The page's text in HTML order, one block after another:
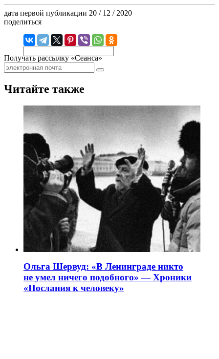
дата первой публикации 20 / 12 / 2020
поделиться
Получать рассылку «Сеанса»
Читайте также
Ольга Шервуд: «В Ленинграде никто
не умел ничего подобного» — Хроники
«Послания к человеку»